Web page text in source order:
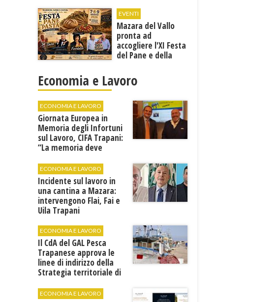
EVENTI
Mazara del Vallo
pronta ad
accogliere l'XI Festa
del Pane e della
Economia e Lavoro
ECONOMIA E LAVORO
Giornata Europea in
Memoria degli Infortuni
sul Lavoro, CIFA Trapani:
“La memoria deve
ECONOMIA E LAVORO
Incidente sul lavoro in
una cantina a Mazara:
intervengono Flai, Fai e
Uila Trapani
ECONOMIA E LAVORO
Il CdA del GAL Pesca
Trapanese approva le
linee di indirizzo della
Strategia territoriale di
ECONOMIA E LAVORO